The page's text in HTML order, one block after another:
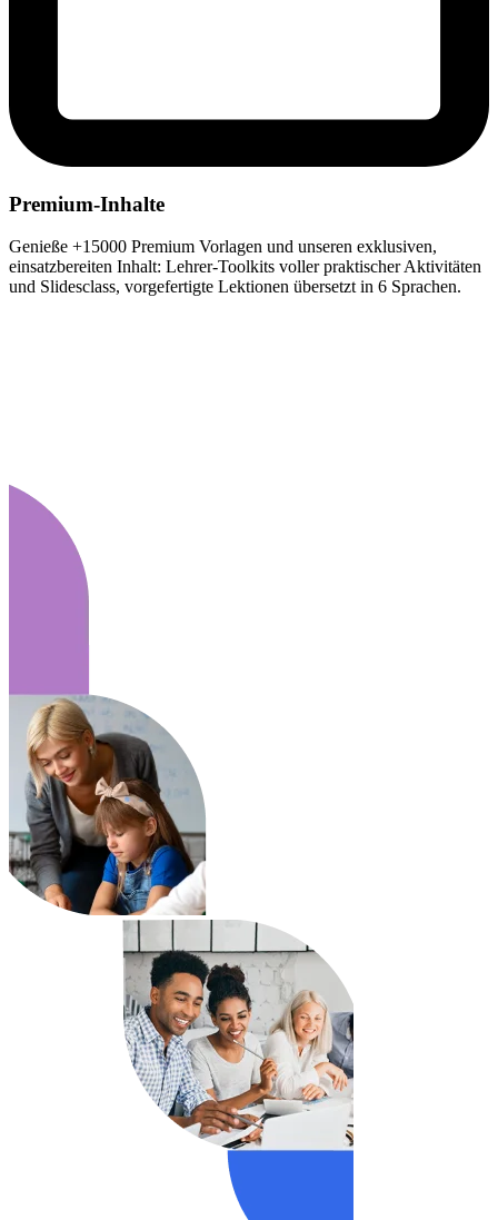
Premium-Inhalte
Genieße +15000 Premium Vorlagen und unseren exklusiven,
einsatzbereiten Inhalt: Lehrer-Toolkits voller praktischer Aktivitäten
und Slidesclass, vorgefertigte Lektionen übersetzt in 6 Sprachen.